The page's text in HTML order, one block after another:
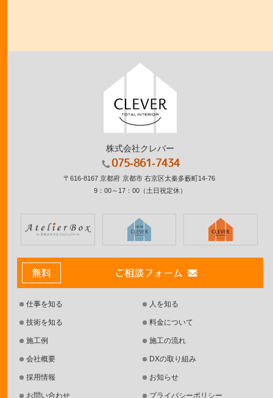
株式会社クレバー
075-861-7434
〒616-8167 京都府 京都市 右京区太秦多藪町14-76
9：00～17：00 （土日祝定休）
無料 ご相談フォーム
仕事を知る 人を知る
技術を知る 料金について
施工例 施工の流れ
会社概要 DXの取り組み
採用情報 お知らせ
お問い合わせ プライバシーポリシー